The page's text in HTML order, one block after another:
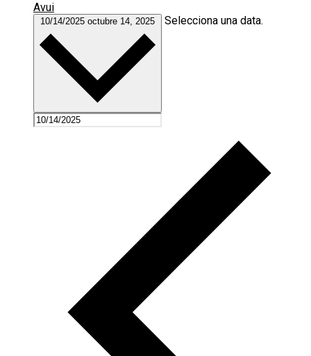
Avui
10/14/2025 octubre 14, 2025 Selecciona una data.